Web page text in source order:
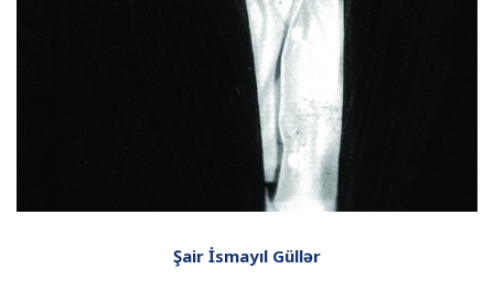
Şair İsmayıl Güllər